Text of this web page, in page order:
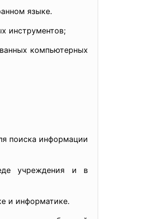
языке.
инструментов;
компьютерных
поиска информации
учреждения и в
и информатике.